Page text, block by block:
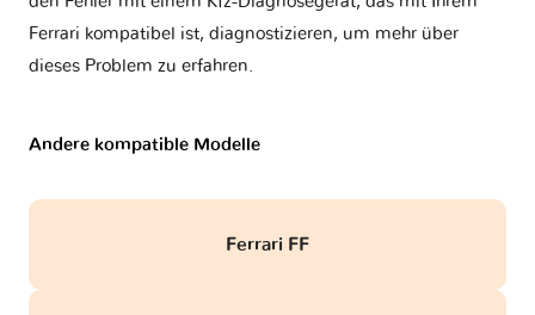
Ferrari kompatibel ist, diagnostizieren, um mehr über
dieses Problem zu erfahren.
Andere kompatible Modelle
Ferrari FF